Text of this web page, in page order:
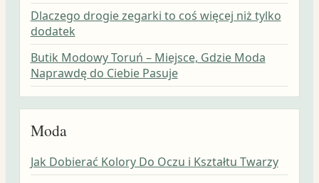
Dlaczego drogie zegarki to coś więcej niż tylko
dodatek
Butik Modowy Toruń – Miejsce, Gdzie Moda
Naprawdę do Ciebie Pasuje
Moda
Jak Dobierać Kolory Do Oczu i Kształtu Twarzy